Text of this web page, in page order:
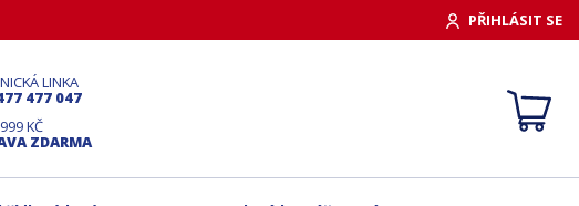
PŘIHLÁSIT SE
LINKA
477 047
KČ
ZDARMA